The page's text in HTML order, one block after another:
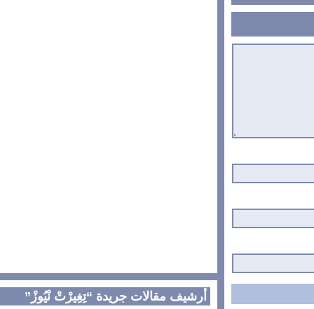
أرشيف مقالات جريدة “تِغِيرْتْ نْيُوزْ”